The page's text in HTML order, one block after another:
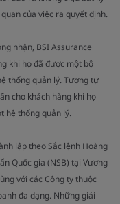
của việc ra quyết định.
nhận, BSI Assurance
khi họ đã được một bộ
thống quản lý. Tương tự
cho khách hàng khi họ
hệ thống quản lý.
lập theo Sắc lệnh Hoàng
Quốc gia (NSB) tại Vương
với các Công ty thuộc
đa dạng. Những giải